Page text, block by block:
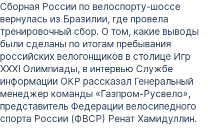
Сборная России по велоспорту-шоссе
вернулась из Бразилии, где провела
тренировочный сбор. О том, какие выводы
были сделаны по итогам пребывания
российских велогонщиков в столице Игр
XXXI Олимпиады, в интервью Службе
информации ОКР рассказал Генеральный
менеджер команды «Газпром-Русвело»,
представитель Федерации велосипедного
спорта России (ФВСР) Ренат Хамидуллин.